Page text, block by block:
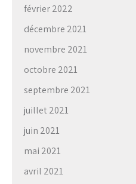
février 2022
décembre 2021
novembre 2021
octobre 2021
septembre 2021
juillet 2021
juin 2021
mai 2021
avril 2021